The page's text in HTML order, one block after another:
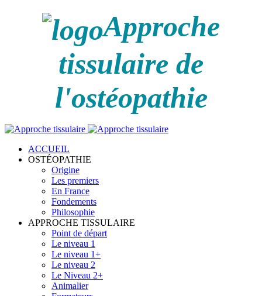
Approche
tissulaire de
l'ostéopathie
ACCUEIL
OSTÉOPATHIE
Origine
Les premiers
En France
Fondements
Philosophie
APPROCHE TISSULAIRE
Point de départ
Le niveau 1
Le niveau 1+
Le niveau 2
Le Niveau 2+
Animalier